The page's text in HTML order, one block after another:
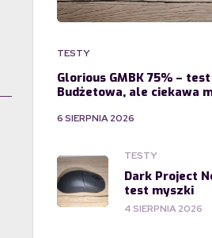
TESTY
Glorious GMBK 75% –
Budżetowa, ale ciekawa
6 SIERPNIA 2026
TESTY
Dark Project
test myszki
4 SIERPNIA 2026